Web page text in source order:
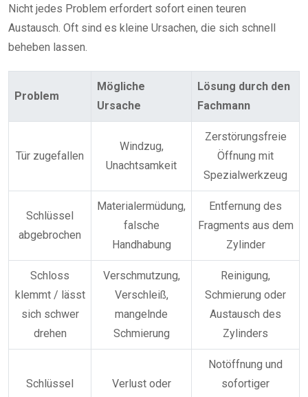
Nicht jedes Problem erfordert sofort einen teuren
Austausch. Oft sind es kleine Ursachen, die sich schnell
beheben lassen.
Problem
Mögliche
Ursache
Lösung durch den
Fachmann
Tür zugefallen
Windzug,
Unachtsamkeit
Zerstörungsfreie
Öffnung mit
Spezialwerkzeug
Schlüssel
abgebrochen
Materialermüdung,
falsche
Handhabung
Entfernung des
Fragments aus dem
Zylinder
Schloss
klemmt / lässt
sich schwer
drehen
Verschmutzung,
Verschleiß,
mangelnde
Schmierung
Reinigung,
Schmierung oder
Austausch des
Zylinders
Schlüssel
Verlust oder
Notöffnung und
sofortiger